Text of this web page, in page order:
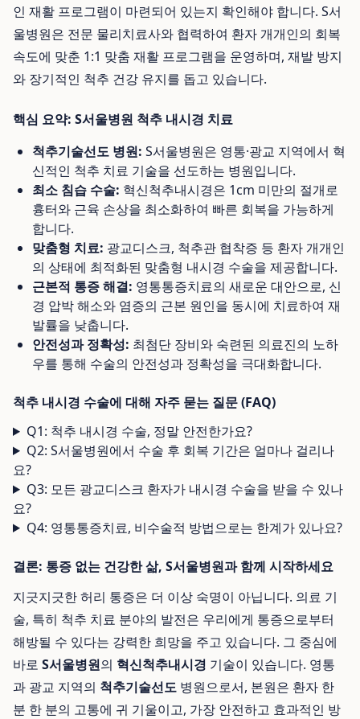
인 재활 프로그램이 마련되어 있는지 확인해야 합니다. S서
울병원은 전문 물리치료사와 협력하여 환자 개개인의 회복
속도에 맞춘 1:1 맞춤 재활 프로그램을 운영하며, 재발 방지
와 장기적인 척추 건강 유지를 돕고 있습니다.
핵심 요약: S서울병원 척추 내시경 치료
척추기술선도 병원: S서울병원은 영통·광교 지역에서 혁
신적인 척추 치료 기술을 선도하는 병원입니다.
최소 침습 수술: 혁신척추내시경은 1cm 미만의 절개로
흉터와 근육 손상을 최소화하여 빠른 회복을 가능하게
합니다.
맞춤형 치료: 광교디스크, 척추관 협착증 등 환자 개개인
의 상태에 최적화된 맞춤형 내시경 수술을 제공합니다.
근본적 통증 해결: 영통통증치료의 새로운 대안으로, 신
경 압박 해소와 염증의 근본 원인을 동시에 치료하여 재
발률을 낮춥니다.
안전성과 정확성: 최첨단 장비와 숙련된 의료진의 노하
우를 통해 수술의 안전성과 정확성을 극대화합니다.
척추 내시경 수술에 대해 자주 묻는 질문 (FAQ)
Q1: 척추 내시경 수술, 정말 안전한가요?
Q2: S서울병원에서 수술 후 회복 기간은 얼마나 걸리나
요?
Q3: 모든 광교디스크 환자가 내시경 수술을 받을 수 있나
요?
Q4: 영통통증치료, 비수술적 방법으로는 한계가 있나요?
결론: 통증 없는 건강한 삶, S서울병원과 함께 시작하세요
지긋지긋한 허리 통증은 더 이상 숙명이 아닙니다. 의료 기
술, 특히 척추 치료 분야의 발전은 우리에게 통증으로부터
해방될 수 있다는 강력한 희망을 주고 있습니다. 그 중심에
바로 S서울병원의 혁신척추내시경 기술이 있습니다. 영통
과 광교 지역의 척추기술선도 병원으로서, 본원은 환자 한
분 한 분의 고통에 귀 기울이고, 가장 안전하고 효과적인 방